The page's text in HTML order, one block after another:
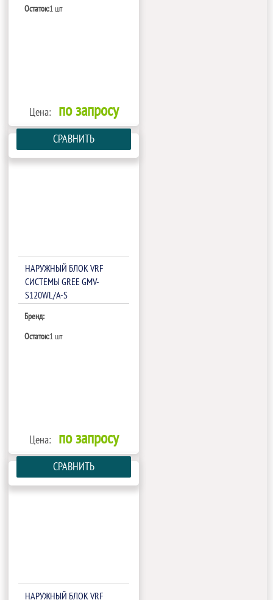
Остаток:1 шт
Цена: по запросу
СРАВНИТЬ
НАРУЖНЫЙ БЛОК VRF
СИСТЕМЫ GREE GMV-
S120WL/A-S
Бренд:
Остаток:1 шт
Цена: по запросу
СРАВНИТЬ
НАРУЖНЫЙ БЛОК VRF